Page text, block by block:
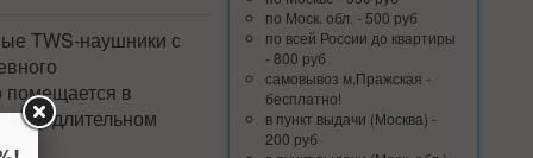
TWS-наушники с
помещается в
при длительном
по Моск. обл. - 500 руб
по всей Росcии до квартиры
- 800 руб
самовывоз м.Пражская -
бесплатно!
в пункт выдачи (Москва) -
200 руб